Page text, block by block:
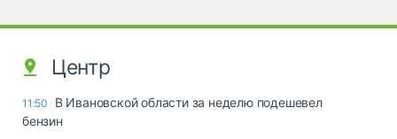
Центр
11:50
В Ивановской области за неделю подешевел
бензин